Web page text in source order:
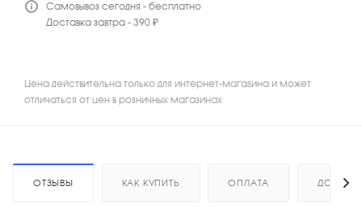
Самовывоз сегодня - бесплатно
Доставка завтра - 390 ₽
Цена действительна только для интернет-магазина и может
отличаться от цен в розничных магазинах
ОТЗЫВЫ КАК КУПИТЬ ОПЛАТА